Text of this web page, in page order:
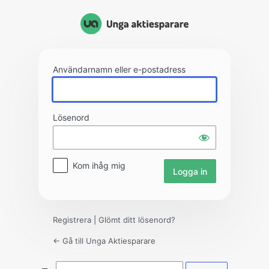
Användarnamn eller e-postadress
Lösenord
Kom ihåg mig
Registrera Glömt ditt lösenord?
← Gå till Unga Aktiesparare